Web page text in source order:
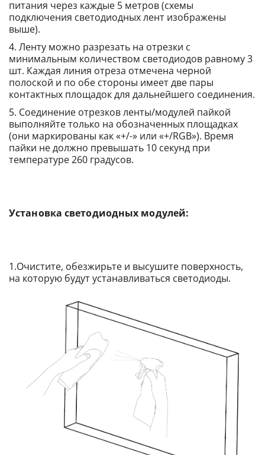
питания через каждые 5 метров (схемы
подключения светодиодных лент изображены
выше).
Ленту можно разрезать на отрезки с
минимальным количеством светодиодов равному 3
шт. Каждая линия отреза отмечена черной
полоской и по обе стороны имеет две пары
контактных площадок для дальнейшего соединения.
Соединение отрезков ленты/модулей пайкой
выполняйте только на обозначенных площадках
(они маркированы как «+/-» или «+/RGB»). Время
пайки не должно превышать 10 секунд при
температуре 260 градусов.
Установка светодиодных модулей:
1.Очистите, обезжирьте и высушите поверхность,
на которую будут устанавливаться светодиоды.